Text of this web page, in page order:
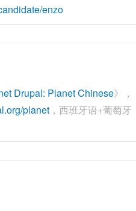
enzo
Drupal: Planet Chinese》，
planet ，西班牙语+葡萄牙